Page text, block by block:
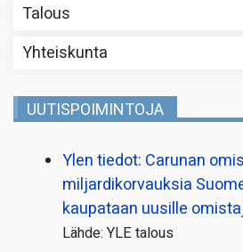
Talous
Yhteiskunta
UUTISPOIMINTOJA
Ylen tiedot: Carunan
miljardi­korvauksia
kaupataan uusille
Lähde: YLE talous